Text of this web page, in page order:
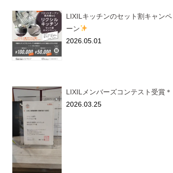
LIXILキッチンのセット割キャンペ
ーン
2026.05.01
LIXILメンバーズコンテスト受賞＊
2026.03.25